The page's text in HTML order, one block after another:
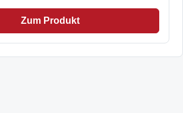
Zum Produkt